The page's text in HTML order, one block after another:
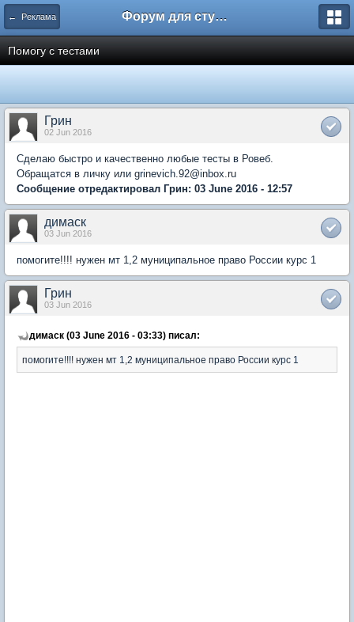
← Реклама Форум для студента СГА
Помогу с тестами
Грин
02 Jun 2016
Сделаю быстро и качественно любые тесты в Ровеб.
Обращатся в личку или grinevich.92@inbox.ru
Сообщение отредактировал Грин: 03 June 2016 - 12:57
димаск
03 Jun 2016
помогите!!!! нужен мт 1,2 муниципальное право России курс 1
Грин
03 Jun 2016
димаск (03 June 2016 - 03:33) писал:
помогите!!!! нужен мт 1,2 муниципальное право России курс 1